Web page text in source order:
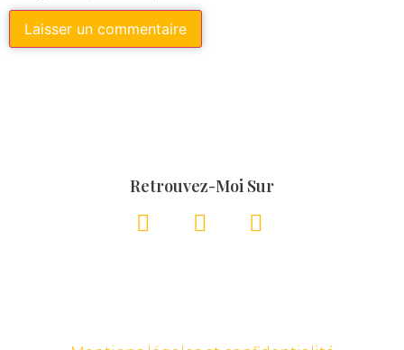
Retrouvez-Moi Sur